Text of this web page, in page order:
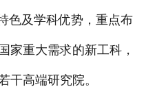
色及学科优势，重点布
家重大需求的新工科，
干高端研究院。